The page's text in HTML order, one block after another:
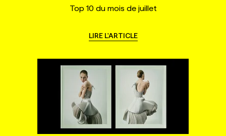
Top 10 du mois de juillet
LIRE L'ARTICLE